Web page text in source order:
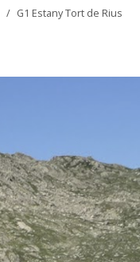
/ G1 Estany Tort de Rius